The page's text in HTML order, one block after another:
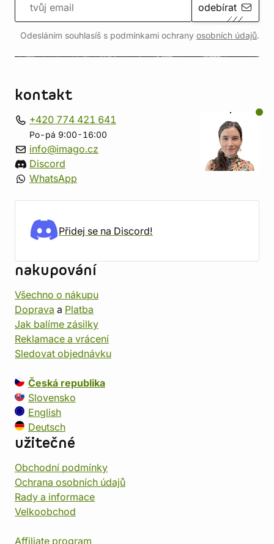
odebírat
Odesláním souhlasíš s podmínkami ochrany osobních údajů.
kontakt
+420 774 421 641
Po-pá 9:00-16:00
info@imago.cz
Discord
WhatsApp
Přidej se na Discord!
nakupování
Všechno o nákupu
Doprava a Platba
Jak balíme zásilky
Reklamace a vrácení
Sledovat objednávku
Česká republika
Slovensko
English
Deutsch
užitečné
Obchodní podmínky
Ochrana osobních údajů
Rady a informace
Velkoobchod
Affiliate program